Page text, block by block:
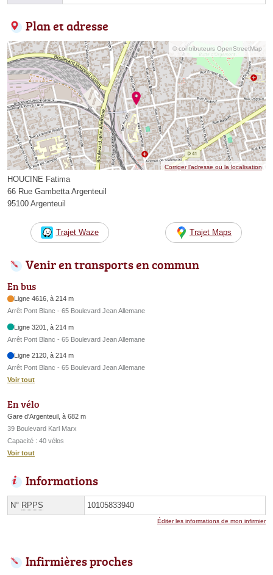
Plan et adresse
© contributeurs OpenStreetMap
Corriger l’adresse ou la localisation
HOUCINE Fatima
66 Rue Gambetta Argenteuil
95100 Argenteuil
Trajet Waze Trajet Maps
Venir en transports en commun
En bus
Ligne 4616, à 214 m
Arrêt Pont Blanc - 65 Boulevard Jean Allemane
Ligne 3201, à 214 m
Arrêt Pont Blanc - 65 Boulevard Jean Allemane
Ligne 2120, à 214 m
Arrêt Pont Blanc - 65 Boulevard Jean Allemane
Voir tout
En vélo
Gare d'Argenteuil, à 682 m
39 Boulevard Karl Marx
Capacité : 40 vélos
Voir tout
Informations
N° RPPS 10105833940
Éditer les informations de mon infirmier
Infirmières proches